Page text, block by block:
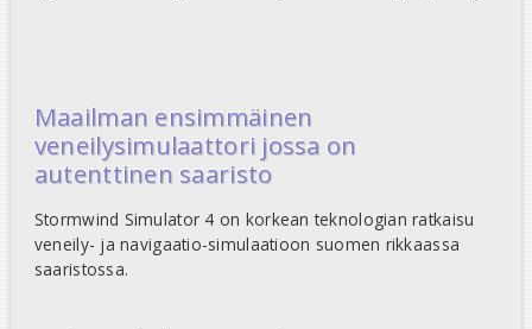
Maailman ensimmäinen
veneilysimulaattori jossa on
autenttinen saaristo
Stormwind Simulator 4 on korkean teknologian ratkaisu
veneily- ja navigaatio-simulaatioon suomen rikkaassa
saaristossa.